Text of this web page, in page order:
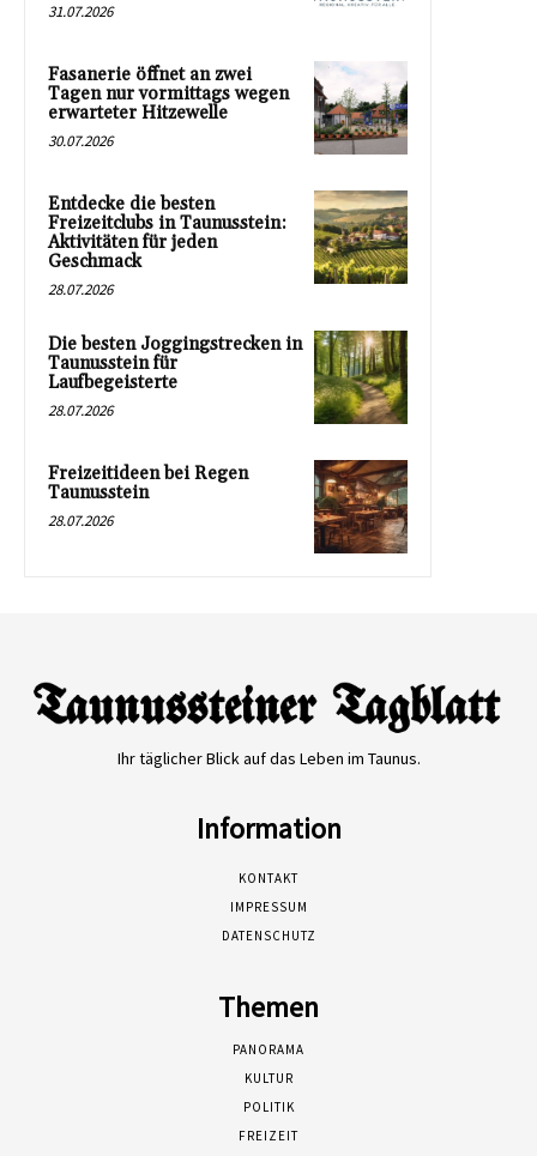
31.07.2026
Fasanerie öffnet an zwei
Tagen nur vormittags wegen
erwarteter Hitzewelle
30.07.2026
Entdecke die besten
Freizeitclubs in Taunusstein:
Aktivitäten für jeden
Geschmack
28.07.2026
Die besten Joggingstrecken in
Taunusstein für
Laufbegeisterte
28.07.2026
Freizeitideen bei Regen
Taunusstein
28.07.2026
Ihr täglicher Blick auf das Leben im Taunus.
Information
KONTAKT
IMPRESSUM
DATENSCHUTZ
Themen
PANORAMA
KULTUR
POLITIK
FREIZEIT